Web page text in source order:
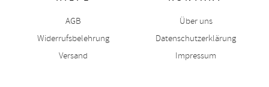
AGB
Widerrufsbelehrung
Versand
Über uns
Datenschutzerklärung
Impressum